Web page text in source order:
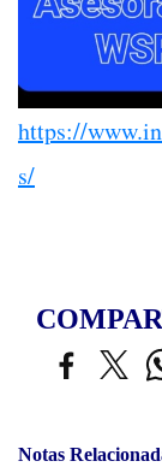
https://
s/
Notas